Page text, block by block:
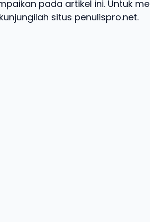
pada artikel ini. Untuk
situs penulispro.net.